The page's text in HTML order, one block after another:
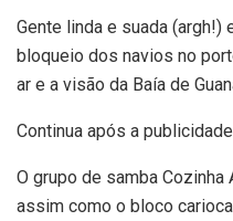
Gente linda e suada (argh!)
bloqueio dos navios no
ar e a visão da Baía de
Continua após a publicidade
O grupo de samba
assim como o bloco